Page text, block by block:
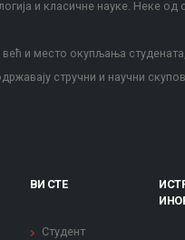
и класичне науке. Неке од
и место окупљања
стручни и научни
ВИ СТЕ
Студент